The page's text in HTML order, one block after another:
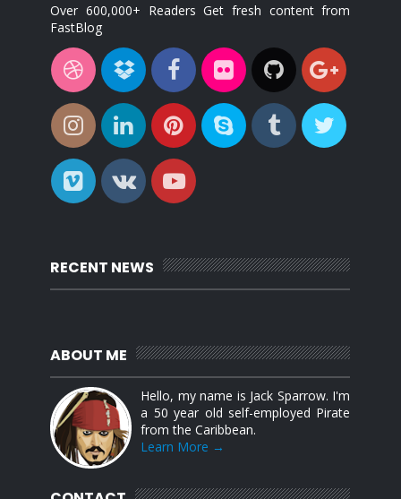
Over 600,000+ Readers Get fresh content from
FastBlog
RECENT NEWS
ABOUT ME
Hello, my name is Jack Sparrow. I'm
a 50 year old self-employed Pirate
from the Caribbean.
Learn More →